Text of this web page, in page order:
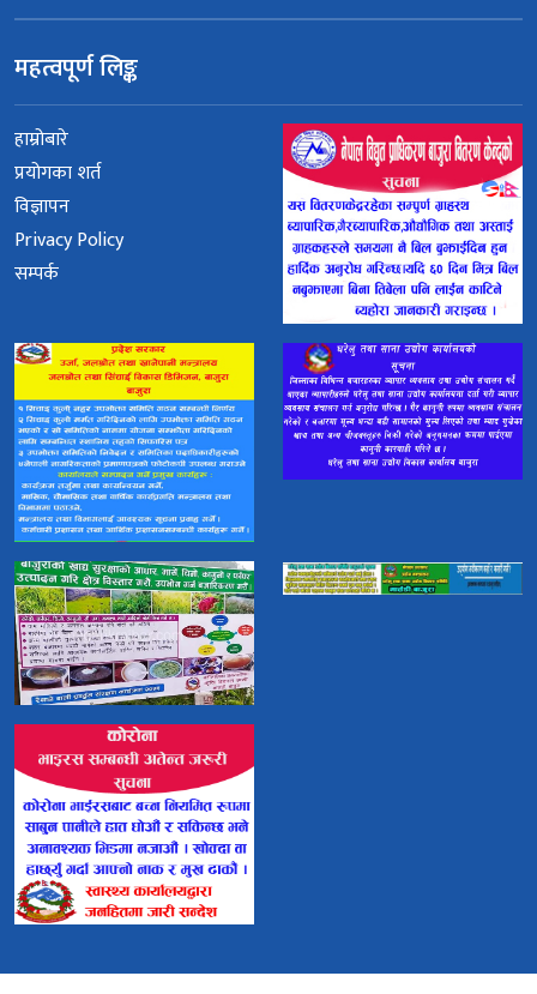
महत्वपूर्ण लिङ्क
हाम्रोबारे
प्रयोगका शर्त
विज्ञापन
Privacy Policy
सम्पर्क